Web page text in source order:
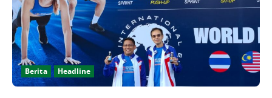
Berita Headline